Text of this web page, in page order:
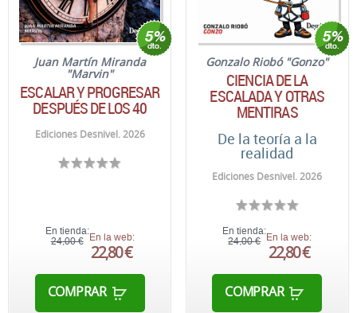
Juan Martín Miranda
"Marvin"
ESCALAR Y PROGRESAR
DESPUÉS DE LOS 40
Ediciones Desnivel. 2026
En tienda:
24,00 € En la web:
22,80 €
COMPRAR
Gonzalo Riobó "Gonzo"
CIENCIA DE LA
ESCALADA Y OTRAS
MENTIRAS
De la teoría a la
realidad
Ediciones Desnivel. 2026
En tienda:
24,00 €
En la web:
22,80 €
COMPRAR